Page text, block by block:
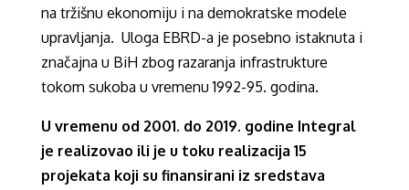
na tržišnu ekonomiju i na demokratske modele
upravljanja. Uloga EBRD-a je posebno istaknuta i
značajna u BiH zbog razaranja infrastrukture
tokom sukoba u vremenu 1992-95. godina.
U vremenu od 2001. do 2019. godine Integral
je realizovao ili je u toku realizacija 15
projekata koji su finansirani iz sredstava